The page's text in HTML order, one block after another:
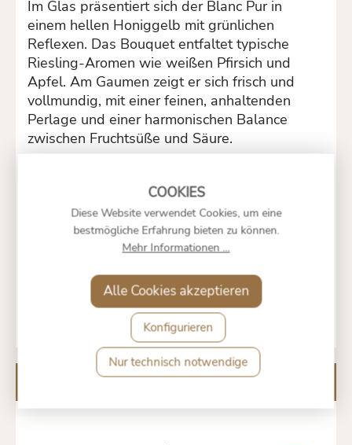
Im Glas präsentiert sich der Blanc Pur in
einem hellen Honiggelb mit grünlichen
Reflexen. Das Bouquet entfaltet typische
Riesling-Aromen wie weißen Pfirsich und
Apfel. Am Gaumen zeigt er sich frisch und
vollmundig, mit einer feinen, anhaltenden
Perlage und einer harmonischen Balance
zwischen Fruchtsüße und Säure.
Dieser alkoholfreie Schaumwein ist nicht nur
alkoholfrei (weniger als 0,5 % vol.), sondern
auch biologisch und vegan produziert. Diese
Eigenschaften machen ihn zu einer
Nachhaltigkeit und ethische
Produktionsweisen legen.
Kunden kauften auch
Diese Website verwendet Cookies, um eine
bestmögliche Erfahrung bieten zu können.
Mehr Informationen ...
Nur technisch notwendige
Konfigurieren
Alle Cookies akzeptieren